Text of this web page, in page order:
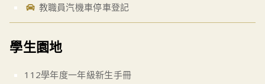
教職員汽機車停車登記
學生園地
112學年度一年級新生手冊